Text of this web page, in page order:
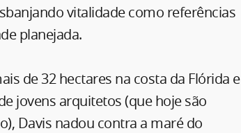
vitalidade como referências
planejada.
de 32 hectares na costa da Flórida e
jovens arquitetos (que hoje são
Davis nadou contra a maré do